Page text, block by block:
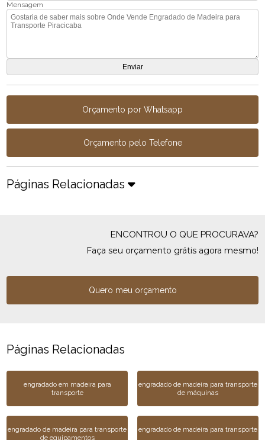
Mensagem
Orçamento por Whatsapp
Orçamento pelo Telefone
Páginas Relacionadas
ENCONTROU O QUE PROCURAVA?
Faça seu orçamento grátis agora mesmo!
Quero meu orçamento
Páginas Relacionadas
engradado em madeira para
transporte
engradado de madeira para transporte
de máquinas
engradado de madeira para transporte
de equipamentos
engradado de madeira para transporte